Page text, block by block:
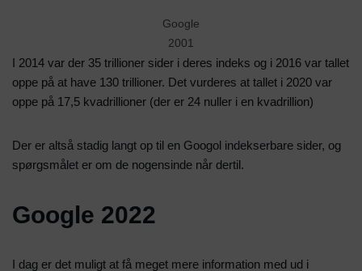
Google
2001
I 2014 var der 35 trillioner sider i deres indeks og i 2016 var tallet
oppe på at have 130 trillioner. Det vurderes at tallet i 2020 var
oppe på 17,5 kvadrillioner (der er 24 nuller i en kvadrillion)
Der er altså stadig langt op til en Googol indekserbare sider, og
spørgsmålet er om de nogensinde når dertil.
Google 2022
I dag er det muligt at få meget mere information med ud i